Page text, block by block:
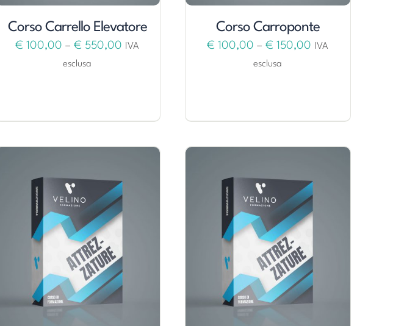
Corso Carrello Elevatore
€ 100,00 –€ 550,00
IVA
esclusa
Corso Carroponte
€ 100,00 –€ 150,00
IVA
esclusa